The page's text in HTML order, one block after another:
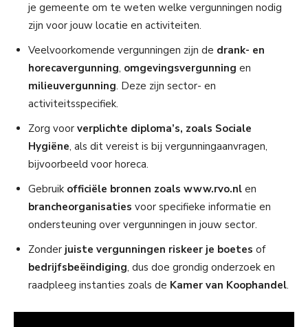
je gemeente om te weten welke vergunningen nodig
zijn voor jouw locatie en activiteiten.
Veelvoorkomende vergunningen zijn de drank- en
horecavergunning, omgevingsvergunning en
milieuvergunning. Deze zijn sector- en
activiteitsspecifiek.
Zorg voor verplichte diploma’s, zoals Sociale
Hygiëne, als dit vereist is bij vergunningaanvragen,
bijvoorbeeld voor horeca.
Gebruik officiële bronnen zoals www.rvo.nl en
brancheorganisaties voor specifieke informatie en
ondersteuning over vergunningen in jouw sector.
Zonder juiste vergunningen riskeer je boetes of
bedrijfsbeëindiging, dus doe grondig onderzoek en
raadpleeg instanties zoals de Kamer van Koophandel.